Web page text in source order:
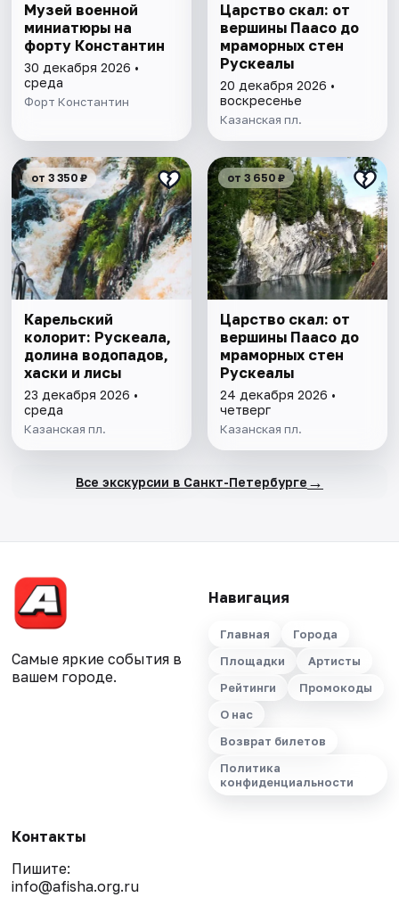
Музей военной
миниатюры на
форту Константин
30 декабря 2026 •
среда
Форт Константин
Царство скал: от
вершины Паасо до
мраморных стен
Рускеалы
20 декабря 2026 •
воскресенье
Казанская пл.
от 3 350 ₽
Карельский
колорит: Рускеала,
долина водопадов,
хаски и лисы
23 декабря 2026 •
среда
Казанская пл.
от 3 650 ₽
Царство скал: от
вершины Паасо до
мраморных стен
Рускеалы
24 декабря 2026 •
четверг
Казанская пл.
Все экскурсии в Санкт-Петербурге →
Самые яркие события в
вашем городе.
Навигация
Главная
Города
Площадки
Артисты
Рейтинги
Промокоды
О нас
Возврат билетов
Политика
конфиденциальности
Контакты
Пишите:
info@afisha.org.ru